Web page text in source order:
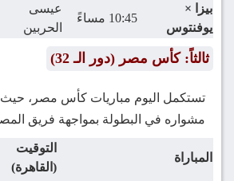
بيزا ×
يوفنتوس
10:45 مساءً
عيسى
الحربين
ثالثاً: كأس مصر (دور الـ 32)
تستكمل اليوم مباريات كأس مصر، حيث
مشواره في البطولة بمواجهة فريق
المباراة
التوقيت
(القاهرة)